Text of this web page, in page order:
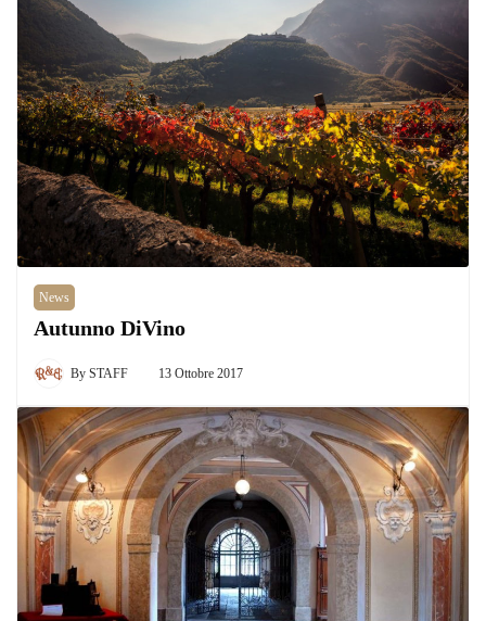
News
Autunno DiVino
By STAFF 13 Ottobre 2017